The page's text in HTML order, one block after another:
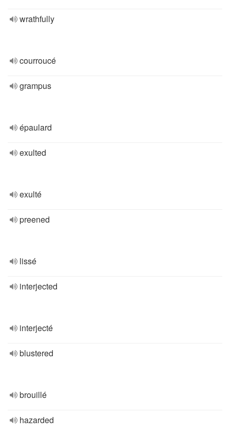
wrathfully
courroucé
grampus
épaulard
exulted
exulté
preened
lissé
interjected
interjecté
blustered
brouillé
hazarded